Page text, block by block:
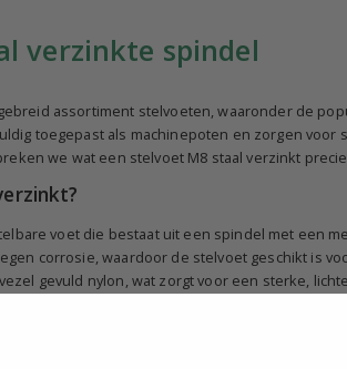
verzinkte spindel
assortiment stelvoeten, waaronder de
toegepast als machinepoten en zorgen
we wat een stelvoet M8 staal verzinkt
voet die bestaat uit een spindel met een
corrosie, waardoor de stelvoet geschikt is
gevuld nylon, wat zorgt voor een sterke,
zorgt voor een stevige grip en vermindering van
M8 spindel